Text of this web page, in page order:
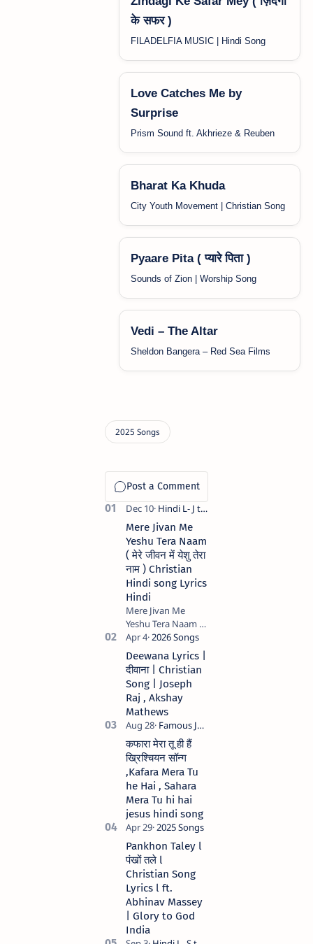
के सफर )
FILADELFIA MUSIC | Hindi Song
Love Catches Me by
Surprise
Prism Sound ft. Akhrieze & Reuben
Bharat Ka Khuda
City Youth Movement | Christian Song
Pyaare Pita ( प्यारे पिता )
Sounds of Zion | Worship Song
Vedi – The Altar
Sheldon Bangera – Red Sea Films
Mere Jivan Me
Yeshu Tera Naam
( मेरे जीवन में येशु तेरा
नाम ) Christian
Hindi song Lyrics
Hindi
Mere Jivan Me
Yeshu Tera Naam (
मेरे जीवन में येशु तेरा नाम )
Christian Hindi
song Lyrics Hindi
Anil Kant …
Deewana Lyrics |
दीवाना | Christian
Song | Joseph
Raj , Akshay
Mathews
कफारा मेरा तू ही हैं
ख्रिश्चियन सॉन्ग
,Kafara Mera Tu
he Hai , Sahara
Mera Tu hi hai
jesus hindi song
Pankhon Taley l
पंखों तले l
Christian Song
Lyrics l ft.
Abhinav Massey
| Glory to God
India